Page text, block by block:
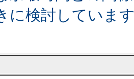
に検討していま